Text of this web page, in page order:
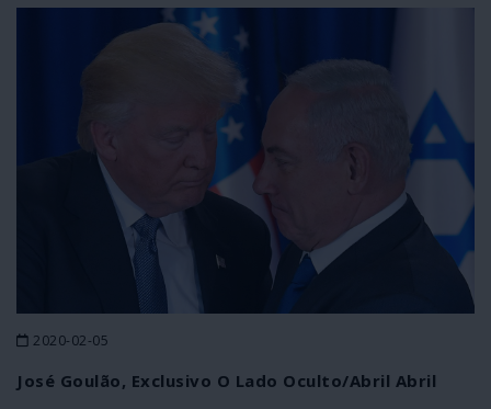
2020-02-05
José Goulão, Exclusivo O Lado Oculto/Abril Abril